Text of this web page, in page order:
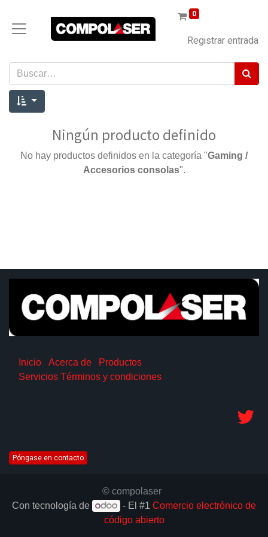
0
Registrar entrada
Ningún producto definido
No hay productos definidos en la categoría "Gaming /
Accesorios consolas".
Inicio Acerca de
Productos
Servicios Términos y condiciones
Póngase en contacto
© compolaser
Con tecnología de
- El #1 Comercio electrónico de
código abierto